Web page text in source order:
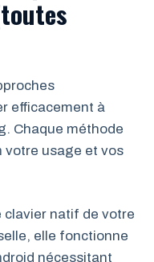
efficacement à
Chaque méthode
votre usage et vos
clavier natif de votre
elle fonctionne
nécessitant